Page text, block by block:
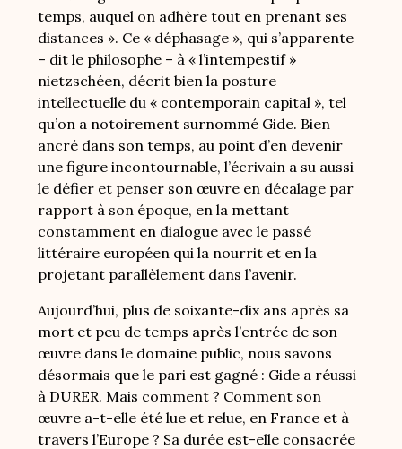
temps, auquel on adhère tout en prenant ses
distances ». Ce « déphasage », qui s’apparente
– dit le philosophe – à « l’intempestif »
nietzschéen, décrit bien la posture
intellectuelle du « contemporain capital », tel
qu’on a notoirement surnommé Gide. Bien
ancré dans son temps, au point d’en devenir
une figure incontournable, l’écrivain a su aussi
le défier et penser son œuvre en décalage par
rapport à son époque, en la mettant
constamment en dialogue avec le passé
littéraire européen qui la nourrit et en la
projetant parallèlement dans l’avenir.
Aujourd’hui, plus de soixante-dix ans après sa
mort et peu de temps après l’entrée de son
œuvre dans le domaine public, nous savons
désormais que le pari est gagné : Gide a réussi
à DURER. Mais comment ? Comment son
œuvre a-t-elle été lue et relue, en France et à
travers l’Europe ? Sa durée est-elle consacrée